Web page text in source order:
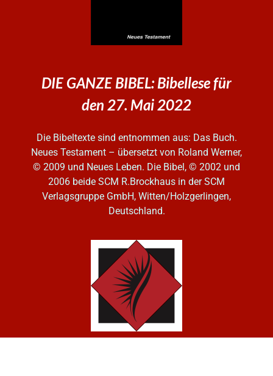
DIE GANZE BIBEL: Bibellese für
den 27. Mai 2022
Die Bibeltexte sind entnommen aus: Das Buch.
Neues Testament – übersetzt von Roland Werner,
© 2009 und Neues Leben. Die Bibel, © 2002 und
2006 beide SCM R.Brockhaus in der SCM
Verlagsgruppe GmbH, Witten/Holzgerlingen,
Deutschland.